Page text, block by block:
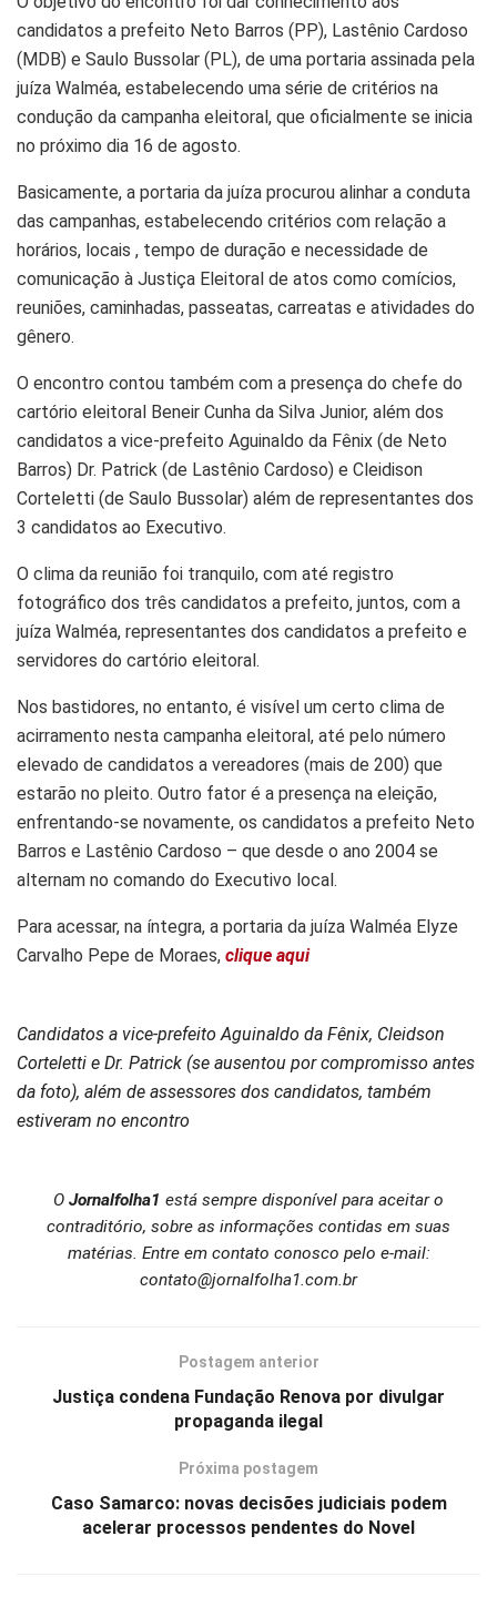
candidatos a prefeito Neto Barros (PP), Lastênio Cardoso
(MDB) e Saulo Bussolar (PL), de uma portaria assinada pela
juíza Walméa, estabelecendo uma série de critérios na
condução da campanha eleitoral, que oficialmente se inicia
no próximo dia 16 de agosto.
Basicamente, a portaria da juíza procurou alinhar a conduta
das campanhas, estabelecendo critérios com relação a
horários, locais , tempo de duração e necessidade de
comunicação à Justiça Eleitoral de atos como comícios,
reuniões, caminhadas, passeatas, carreatas e atividades do
gênero.
O encontro contou também com a presença do chefe do
cartório eleitoral Beneir Cunha da Silva Junior, além dos
candidatos a vice-prefeito Aguinaldo da Fênix (de Neto
Barros) Dr. Patrick (de Lastênio Cardoso) e Cleidison
Corteletti (de Saulo Bussolar) além de representantes dos
3 candidatos ao Executivo.
O clima da reunião foi tranquilo, com até registro
fotográfico dos três candidatos a prefeito, juntos, com a
juíza Walméa, representantes dos candidatos a prefeito e
servidores do cartório eleitoral.
Nos bastidores, no entanto, é visível um certo clima de
acirramento nesta campanha eleitoral, até pelo número
elevado de candidatos a vereadores (mais de 200) que
estarão no pleito. Outro fator é a presença na eleição,
enfrentando-se novamente, os candidatos a prefeito Neto
Barros e Lastênio Cardoso – que desde o ano 2004 se
alternam no comando do Executivo local.
Para acessar, na íntegra, a portaria da juíza Walméa Elyze
Carvalho Pepe de Moraes, clique aqui
Candidatos a vice-prefeito Aguinaldo da Fênix, Cleidson
Corteletti e Dr. Patrick (se ausentou por compromisso antes
da foto), além de assessores dos candidatos, também
estiveram no encontro
O Jornalfolha1 está sempre disponível para aceitar o
contraditório, sobre as informações contidas em suas
matérias. Entre em contato conosco pelo e-mail:
contato@jornalfolha1.com.br
Postagem anterior
Justiça condena Fundação Renova por divulgar
propaganda ilegal
Próxima postagem
Caso Samarco: novas decisões judiciais podem
acelerar processos pendentes do Novel